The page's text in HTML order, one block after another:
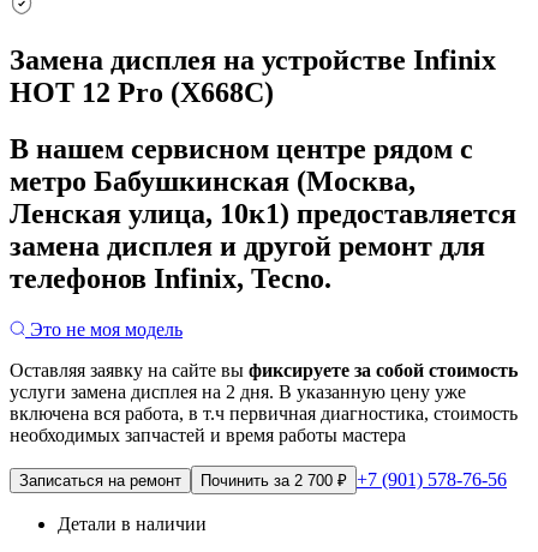
Замена дисплея на устройстве Infinix
HOT 12 Pro (X668C)
В нашем сервисном центре рядом с
метро Бабушкинская (Москва,
Ленская улица, 10к1) предоставляется
замена дисплея и другой ремонт для
телефонов Infinix, Tecno.
Это не моя модель
Оставляя заявку на сайте вы фиксируете за собой стоимость
услуги замена дисплея на 2 дня. В указанную цену уже
включена вся работа, в т.ч первичная диагностика, стоимость
необходимых запчастей и время работы мастера
Записаться на ремонт Починить за 2 700 ₽ +7 (901) 578-76-56
Детали в наличии